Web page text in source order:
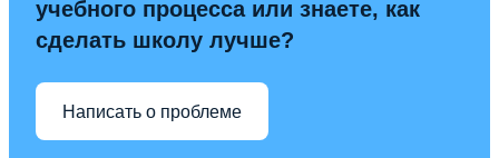
учебного процесса или знаете, как
сделать школу лучше?
Написать о проблеме